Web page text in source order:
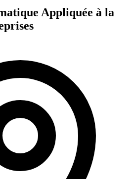
Appliquée à la